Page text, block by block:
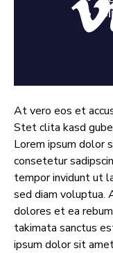
At vero eos et
Stet clita kasd
Lorem ipsum dolor
consetetur
tempor invidunt ut
sed diam voluptua.
dolores et ea
takimata sanctus
ipsum dolor sit